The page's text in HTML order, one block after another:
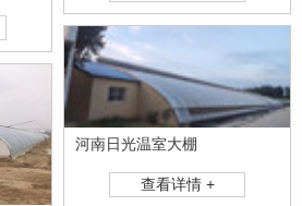
河南日光温室大棚
查看详情 +